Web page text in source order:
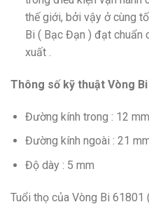
thế giới, bởi vậy ở cùng
Bi ( Bạc Đạn ) đạt chuẩn
xuất .
Thông số kỹ thuật Vòng
Đường kính trong : 12 mm
Đường kính ngoài : 21
Độ dày : 5 mm
Tuổi thọ của Vòng Bi